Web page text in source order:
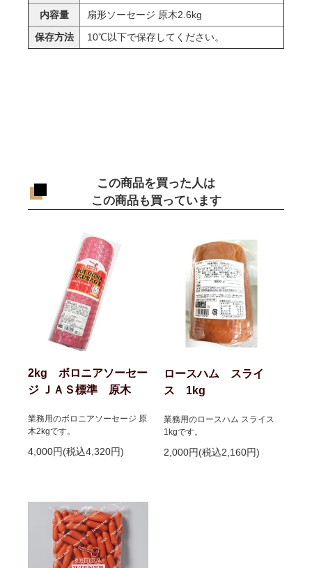
内容量
扇形ソーセージ 原木2.6kg
保存方法
10℃以下で保存してください。
この商品を買った人は
この商品も買っています
2kg ボロニアソーセー
ジ ＪＡＳ標準 原木
業務用のボロニアソーセージ 原
木2kgです。
4,000円(税込4,320円)
ロースハム スライ
ス 1kg
業務用のロースハム スライス
1kgです。
2,000円(税込2,160円)